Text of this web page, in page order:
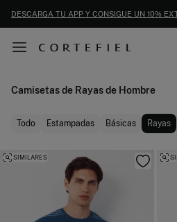
DESCARGA TU APP Y CONSIGUE UN 10%
Camisetas de Rayas de Hombre
Todo Estampadas Básicas Rayas
SIMILARES